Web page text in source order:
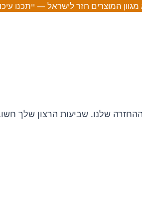
המוצרים חזר לישראל — ייתכנו